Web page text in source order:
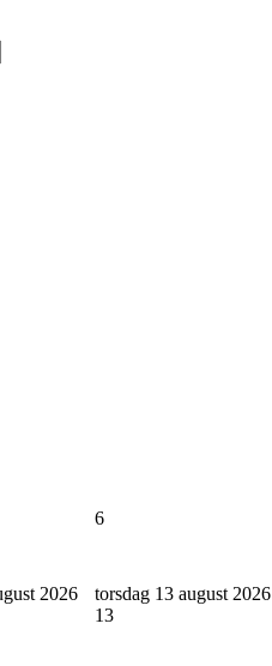
6
2026
torsdag 13 august 2026
13